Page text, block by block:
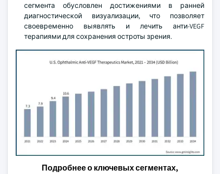
сегмента обусловлен достижениями в ранней
диагностической визуализации, что позволяет
своевременно выявлять и лечить анти-VEGF
терапиями для сохранения остроты зрения.
Подробнее о ключевых сегментах,